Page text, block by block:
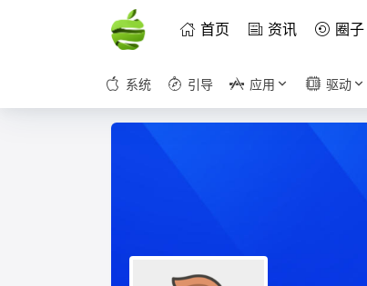
首页 资讯 圈子
系统 引导 应用 驱动